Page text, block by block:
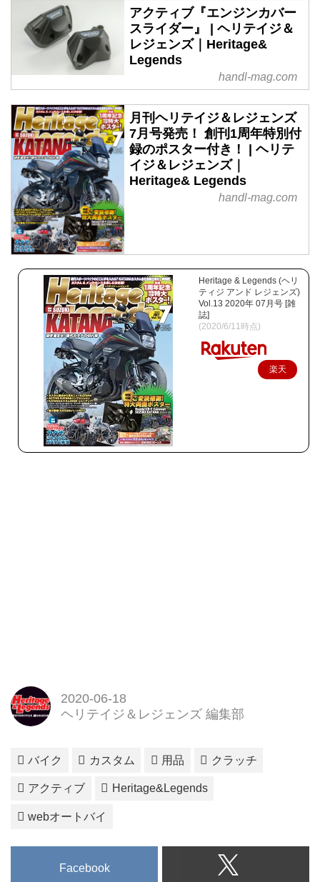
アクティブ『エンジンカバー
スライダー』 | ヘリテイジ＆
レジェンズ｜Heritage&
Legends
handl-mag.com
月刊ヘリテイジ＆レジェンズ
7月号発売！ 創刊1周年特別付
録のポスター付き！ | ヘリテ
イジ＆レジェンズ｜
Heritage& Legends
handl-mag.com
Heritage & Legends (ヘリ
ティジ アンド レジェンズ)
Vol.13 2020年 07月号 [雑
誌]
(2020/6/11時点)
楽天
2020-06-18
ヘリテイジ＆レジェンズ 編集部
バイク カスタム 用品 クラッチ
アクティブ Heritage&Legends
webオートバイ
Facebook